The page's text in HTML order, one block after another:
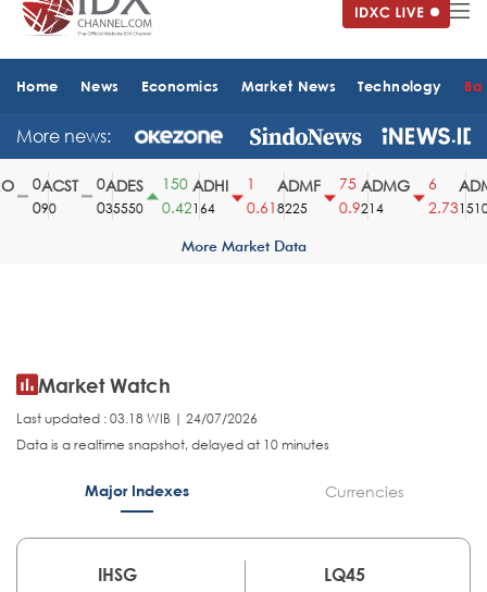
Home News Economics Market News Technology
More news:
ACST
90
ADES
35550
150
0.42
ADHI
164
0.61
ADMF
8225
75
0.9
ADMG
214
2.731510
More Market Data
Market Watch
Last updated : 03.18 WIB | 24/07/2026
Data is a realtime snapshot, delayed at 10 minutes
Major Indexes Currencies
IHSG
LQ45